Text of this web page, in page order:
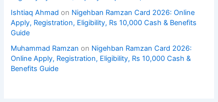
Ishtiaq Ahmad on Nigehban Ramzan Card 2026: Online
Apply, Registration, Eligibility, Rs 10,000 Cash & Benefits
Guide
Muhammad Ramzan on Nigehban Ramzan Card 2026:
Online Apply, Registration, Eligibility, Rs 10,000 Cash &
Benefits Guide